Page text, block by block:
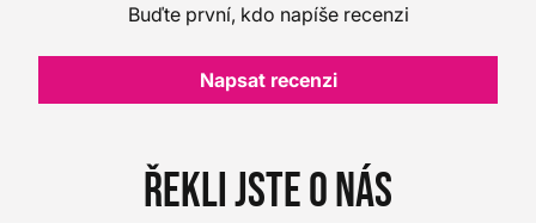
Buďte první, kdo napíše recenzi
Napsat recenzi
Řekli jste o nás